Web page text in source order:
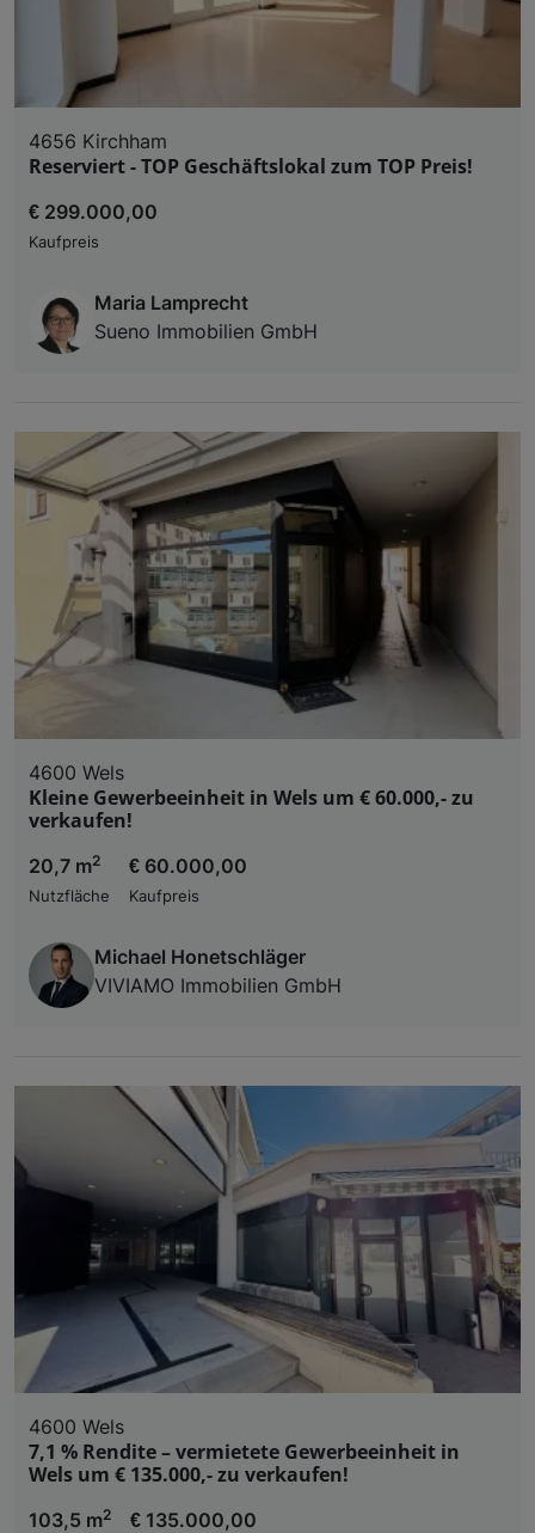
4656 Kirchham
Reserviert - TOP Geschäftslokal zum TOP Preis!
€ 299.000,00
Kaufpreis
Maria Lamprecht
Sueno Immobilien GmbH
4600 Wels
Kleine Gewerbeeinheit in Wels um € 60.000,- zu
verkaufen!
20,7 m2
Nutzfläche
€ 60.000,00
Kaufpreis
Michael Honetschläger
VIVIAMO Immobilien GmbH
4600 Wels
7,1 % Rendite – vermietete Gewerbeeinheit in
Wels um € 135.000,- zu verkaufen!
103,5 m2
€ 135.000,00